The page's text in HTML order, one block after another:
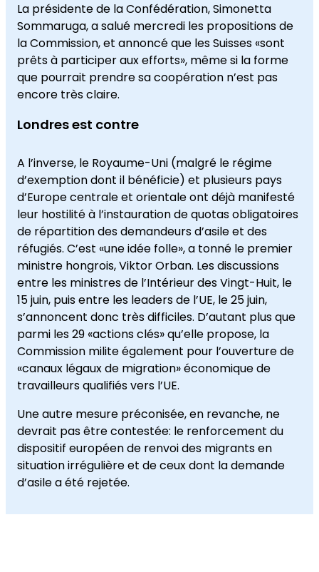
La présidente de la Confédération, Simonetta
Sommaruga, a salué mercredi les propositions de
la Commission, et annoncé que les Suisses «sont
prêts à participer aux efforts», même si la forme
que pourrait prendre sa coopération n’est pas
encore très claire.
Londres est contre
A l’inverse, le Royaume-Uni (malgré le régime
d’exemption dont il bénéficie) et plusieurs pays
d’Europe centrale et orientale ont déjà manifesté
leur hostilité à l’instauration de quotas obligatoires
de répartition des demandeurs d’asile et des
réfugiés. C’est «une idée folle», a tonné le premier
ministre hongrois, Viktor Orban. Les discussions
entre les ministres de l’Intérieur des Vingt-Huit, le
15 juin, puis entre les leaders de l’UE, le 25 juin,
s’annoncent donc très difficiles. D’autant plus que
parmi les 29 «actions clés» qu’elle propose, la
Commission milite également pour l’ouverture de
«canaux légaux de migration» économique de
travailleurs qualifiés vers l’UE.
Une autre mesure préconisée, en revanche, ne
devrait pas être contestée: le renforcement du
dispositif européen de renvoi des migrants en
situation irrégulière et de ceux dont la demande
d’asile a été rejetée.